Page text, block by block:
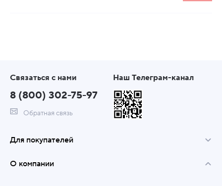
Связаться с нами
8 (800) 302-75-97
Обратная связь
Наш Телеграм-канал
Для покупателей
О компании